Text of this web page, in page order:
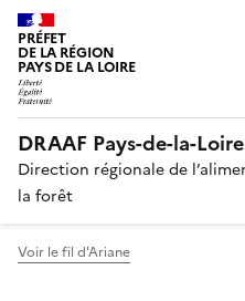
PRÉFET
DE LA RÉGION
PAYS DE LA LOIRE
DRAAF Pays-de-la-Loire
Direction régionale de
la forêt
Voir le fil d'Ariane